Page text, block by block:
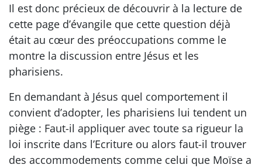
Il est donc précieux de découvrir à la lecture de
cette page d’évangile que cette question déjà
était au cœur des préoccupations comme le
montre la discussion entre Jésus et les
pharisiens.
En demandant à Jésus quel comportement il
convient d’adopter, les pharisiens lui tendent un
piège : Faut-il appliquer avec toute sa rigueur la
loi inscrite dans l’Ecriture ou alors faut-il trouver
des accommodements comme celui que Moïse a